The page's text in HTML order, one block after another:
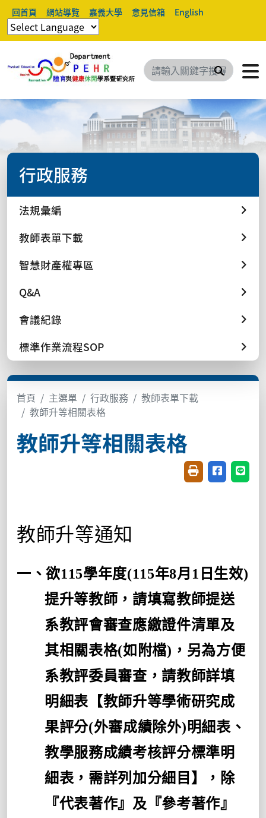
回首頁 網站導覽 嘉義大學 意見信箱 English
搜尋
行政服務
法規彙編
教師表單下載
智慧財產權專區
Q&A
會議紀錄
標準作業流程SOP
首頁 主選單 行政服務
教師表單下載
教師升等相關表格
教師升等相關表格
友善列印(開新視
分享至臉書
分享
教師升等通知
一、欲115學年度(115年8月 1 日生效)
提升等教師，請填寫教師提送
系教評會審查應繳證件清單及
其相關表格(如附檔) ，另為方便
系教評委員審查，請教師詳填
明細表【教師升等學術研究成
果評分(外審成績除外)明細表、
教學服務成績考核評分標準明
細表，需詳列加分細目】，除
『代表著作』及『參考著作』